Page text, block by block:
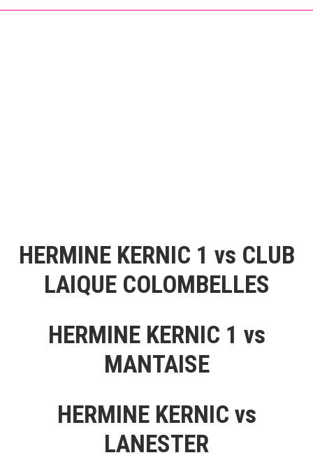
HERMINE KERNIC 1 vs CLUB
LAIQUE COLOMBELLES
HERMINE KERNIC 1 vs
MANTAISE
HERMINE KERNIC vs
LANESTER